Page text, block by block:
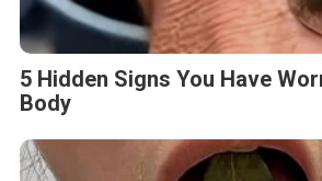
5 Hidden Signs You Have
Body